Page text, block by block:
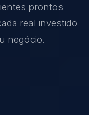
prontos
real investido
negócio.